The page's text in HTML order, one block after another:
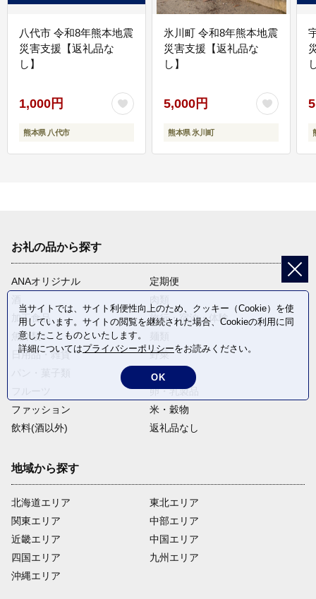
八代市 令和8年熊本地震
災害支援【返礼品な
し】
1,000円
熊本県 八代市
氷川町 令和8年熊本地震
災害支援【返礼品な
し】
5,000円
熊本県 氷川町
お礼の品から探す
ANAオリジナル
定期便
加工食品
旅行・宿泊・体験
魚介類
日用品・雑貨
野菜
電化製品
卵・乳製品
ファッション
米・穀物
飲料(酒以外)
返礼品なし
地域から探す
北海道エリア
関東エリア
近畿エリア
四国エリア
沖縄エリア
東北エリア
中部エリア
中国エリア
九州エリア
当サイトでは、サイト利便性向上のため、クッキー（Cookie）を使
用しています。サイトの閲覧を継続された場合、Cookieの利用に同
意したことものといたします。
詳細についてはプライバシーポリシーをお読みください。
OK